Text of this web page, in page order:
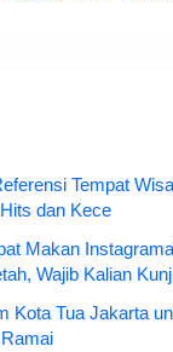
Tempat
dan Kece
Makan
Wajib Kalian
Kota Tua Jakarta